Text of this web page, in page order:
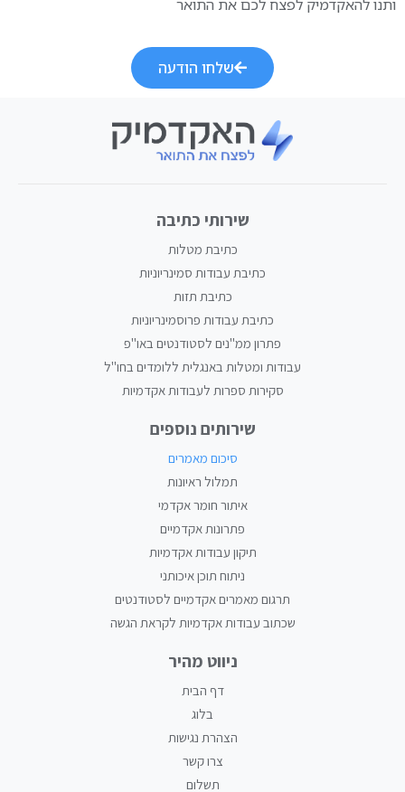
ותנו להאקדמיק לפצח לכם את התואר
שלחו הודעה
שירותי כתיבה
כתיבת מטלות
כתיבת עבודות סמינריוניות
כתיבת תזות
כתיבת עבודות פרוסמינריוניות
פתרון ממ"נים לסטודנטים באו"פ
עבודות ומטלות באנגלית ללומדים בחו"ל
סקירות ספרות לעבודות אקדמיות
שירותים נוספים
סיכום מאמרים
תמלול ראיונות
איתור חומר אקדמי
פתרונות אקדמיים
תיקון עבודות אקדמיות
ניתוח תוכן איכותני
תרגום מאמרים אקדמיים לסטודנטים
שכתוב עבודות אקדמיות לקראת הגשה
ניווט מהיר
דף הבית
בלוג
הצהרת נגישות
צרו קשר
תשלום